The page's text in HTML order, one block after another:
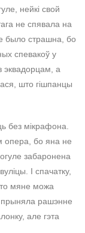
нейкі свой
не спявала на
было страшна, бо
спевакоў у
эквадорцам, а
што гішпанцы
без мікрафона.
опера, бо яна не
забаронена
І спачатку,
мяне можа
прыняла рашэнне
але гэта